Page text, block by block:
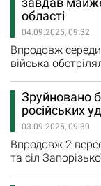
Червоному та
реактивних
по Малій
області
04.09.2025, 09:32
Впродовж
війська
Запорізькій
залпового
Новоданилівці
нанесли
Білогірʼю…
Зруйновано
російських
03.09.2025, 09:30
Впродовж 2
та сіл